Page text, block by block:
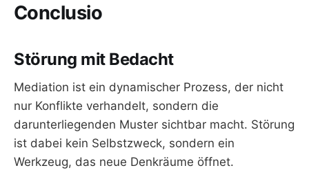
Conclusio
Störung mit Bedacht
Mediation ist ein dynamischer Prozess, der nicht
nur Konflikte verhandelt, sondern die
darunterliegenden Muster sichtbar macht. Störung
ist dabei kein Selbstzweck, sondern ein
Werkzeug, das neue Denkräume öffnet.